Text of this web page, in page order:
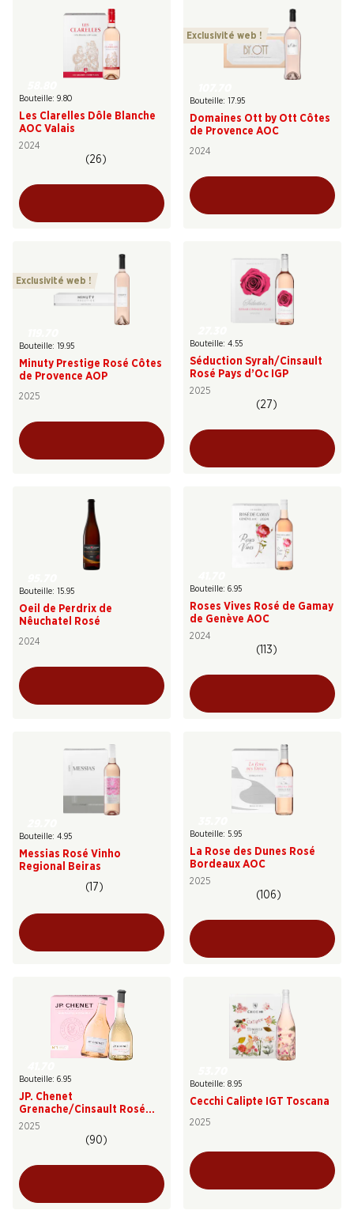
Bouteille: 9.80
Les Clarelles Dôle Blanche
AOC Valais
2024
(26)
Exclusivité web !
Bouteille: 17.95
Domaines Ott by Ott Côtes
de Provence AOC
2024
Exclusivité web !
Bouteille: 19.95
Minuty Prestige Rosé Côtes
de Provence AOP
2025
Bouteille: 4.55
Séduction Syrah/Cinsault
Rosé Pays d’Oc IGP
2025
(27)
Bouteille: 15.95
Oeil de Perdrix de
Nêuchatel Rosé
2024
Bouteille: 6.95
Roses Vives Rosé de Gamay
de Genève AOC
2024
(113)
Bouteille: 4.95
Messias Rosé Vinho
Regional Beiras
(17)
Bouteille: 5.95
La Rose des Dunes Rosé
Bordeaux AOC
2025
(106)
Bouteille: 6.95
JP. Chenet
Grenache/Cinsault Rosé
Pays d’Oc IGP
2025
(90)
Bouteille: 8.95
Cecchi Calipte IGT Toscana
2025